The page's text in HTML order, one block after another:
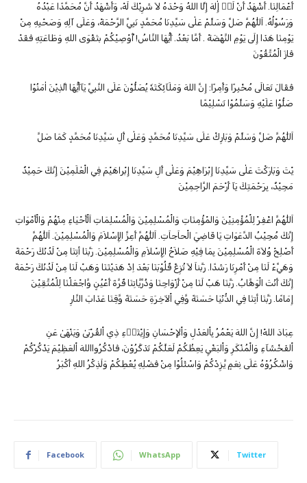
أَعْمَالِنَا. أَشْهَدُ أَنْ لَاۧ إِٰلهَ إِلَّا اللهُ وَحْدَهُ لاَ شَرِيْكَ لَهْ، وَأَشْهَدُ أَنَّ مُحَمَّدًا عَبْدُهُ
وَرَسُوْلُهُ. اَللّٰهُمَّ صَلِّ وَسَلِّمْ عَلٰى سَيِّدِنَا مُحَمَّدٍ نَبِيِّ الرَّحْمَةْ، وَعَلَى آلِهِ وَصَحْبِهِ مِنْ
يَوْمِنَا هَذَا إِلَى يَوْمِ النَّهْضَةْ . أَمَّا بَعْدُ. أَيُّهَا النَّاسُ! أُوْصِيْكُمْ بتَقْوَى اللهِ وَطَاعَتِهِ فَقَدْ
فَازَ الْمُتَّقُوْنَ
فَقَالَ تَعَالَى مُخْبِرًا وَأٰمِرًا: إِنَّ اللهَ وَمَلَآئِكَتَهٗ يُصَلُّوْنَ عَلَى النَّبِيِّ يَآأَيُّهَا الَّذِيْنَ اٰمَنُوْا
صَلُّوْا عَلَيْهِ وَسَلِّمُوْا تَسْلِيْمًا
اَللّٰهُمَّ صَلِّ وَسَلِّمْ وَبَارِكْ عَلَى سَيِّدِنَا مُحَمَّدٍ وَعَلٰى أٰلِ سَيِّدِنَا مُحَمَّدٍ كَمَا صَلَّ
يْتَ وَبَارَكْتَ عَلٰى سَيِّدِنَا إِبْرَاهِيْمَ وَعَلٰى أٰلِ سَيِّدِنَا إِبْراهَيْمَ فِي الْعٰلَمِيْنَ إِنَّكَ حَمِيْدٌ
مَجِيْدٌ، بِرَحْمَتِكَ يَآ أَرْحَمَ الرَّاحِمِيْنَ
اَللّٰهُمَّ اغْفِرْ لِلْمُؤْمِنِيْنَ وَالمْؤُمِنَاتِ وَالْمُسْلِمِيْنَ وَالْمُسْلِمَاتِ اَلْأَحْيَاءِ مِنْهُمْ وَالْأَمْوَاتِ
إِنَّكَ مُجِيْبُ الدَّعَوَاتِ يَا قَاضِيَ الْحاَجاَتِ. اَللّٰهُمَّ أَعِزَّ الِإِسْلاَمَ وَالْمُسْلِمِيْنَ. اَللّٰهُمَّ
أَصْلِحْ وُلاَةَ الْمُسْلِمِيْنَ بِمَا فِيْهِ صَلاَحُ الِإِسْلاَمِ وَالْمُسْلِمِيْنَ. رَبَّنَا أتِنَا مِنْ لَدُنْكَ رَحْمَةً
وَهَيِّءْ لَنَا مِنْ أَمْرِنَا رَشَدًا. رَبَّناَ لاَ تُزِغْ قُلُوْبَنَا بَعْدَ اِذْ هَدَيْتَنَا وَهَبْ لَنَا مِنْ لَدُنْكَ رَحْمَةً
إِنَّكَ أَنْتَ الْوَهَّابُ. رَبَّنَا هَبْ لَنَا مِنْ أَزْوَاجِنَا وَذُرِّيَّاتِنَا قُرَّةَ أَعْيُنٍ وَّاجْعَلْنَا لِلْمُتَّقِيْنَ
إِمَامًا. رَبَّنَا أتِنَا فِي الدُّنْيَا حَسَنَةً وَّفِي اْلآخِرَةِ حَسَنَةً وَّقِنَا عَذَابَ النَّارِ
عِبَادَ اللهْ! إِنَّ اللهَ يَعْمُرُ بِاْلعَدْلِ وَاْلإِحْسَانِ وَإِيْتَاۤءِ ذِي اْلقُرْبَىٰ وَيَنْهَىٰ عَنِ
اْلفَخْشَآءِ وَالْمُنْكَرِ وَاْلبَغْيِ يَعِظُكُمْ لَعَلَّكُمْ تَذَكَّرُوْنَ، فَاذْكُرُوااللهَ اْلعَظِيْمَ يَذْكُرْكُمْ
وَاشْكُرُوْهُ عَلَى نِعَمٍ يَّزِدْكُمْ وَاسْئَلُوْا مِنْ فَضْلِهِ يُعْطِكُمْ وَلَذِكْرُ اللهِ أَكْبَرُ
Facebook WhatsApp Twitter